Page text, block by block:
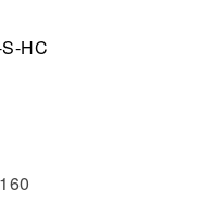
HC